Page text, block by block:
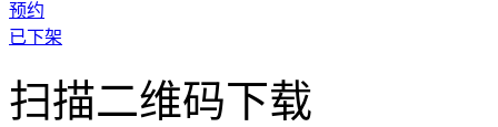
预约
已下架
扫描二维码下载